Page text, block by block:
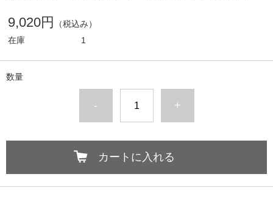
9,020円
（税込み）
在庫
1
数量
- +
カートに入れる